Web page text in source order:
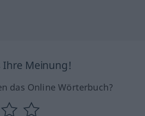
Ihre Meinung!
das Online Wörterbuch?